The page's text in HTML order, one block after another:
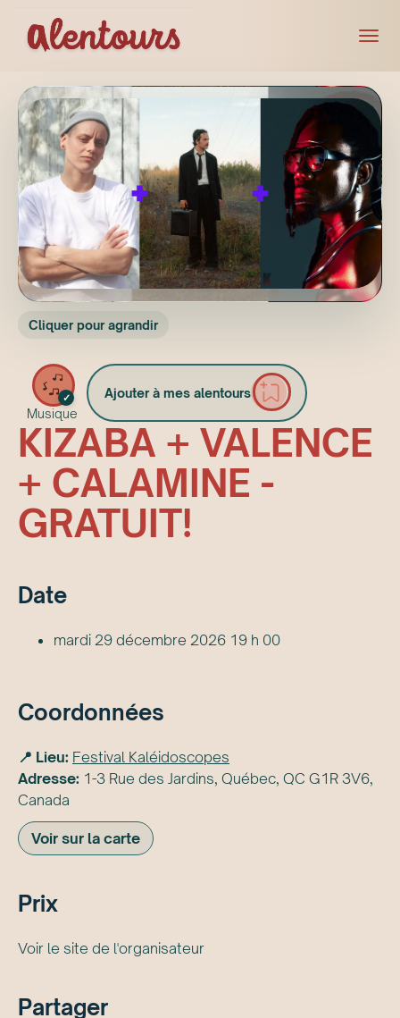
Cliquer pour agrandir
✓
Musique
Ajouter à mes alentours
KIZABA + VALENCE
+ CALAMINE -
GRATUIT!
Date
mardi 29 décembre 2026 19 h 00
Coordonnées
📍 Lieu: Festival Kaléidoscopes
Adresse: 1-3 Rue des Jardins, Québec, QC G1R 3V6,
Canada
Voir sur la carte
Prix
Voir le site de l'organisateur
Partager